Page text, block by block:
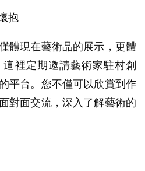
抱
體現在藝術品的展示，更體
裡定期邀請藝術家駐村創
平台。您不僅可以欣賞到作
對面交流，深入了解藝術的